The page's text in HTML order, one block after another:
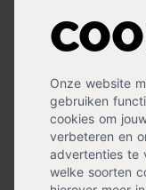
Onze website
gebruiken
cookies om
verbeteren en
advertenties te
welke soorten
Super service